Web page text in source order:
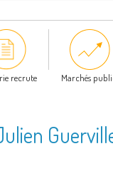
recrute Marchés